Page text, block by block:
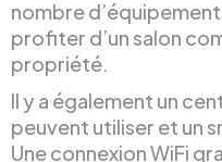
nombre
profiter d’un salon
propriété.
Il y a également un
peuvent utiliser et un
Une connexion WiFi